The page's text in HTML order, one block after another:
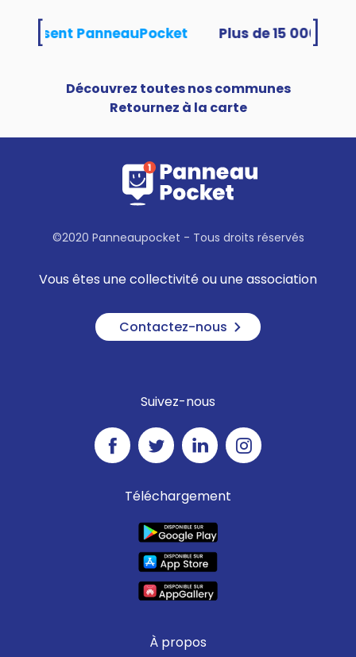
utilisent PanneauPocket
Découvrez toutes nos communes
Retournez à la carte
©2020 Panneaupocket - Tous droits réservés
Vous êtes une collectivité ou une association
Contactez-nous
Suivez-nous
Téléchargement
À propos